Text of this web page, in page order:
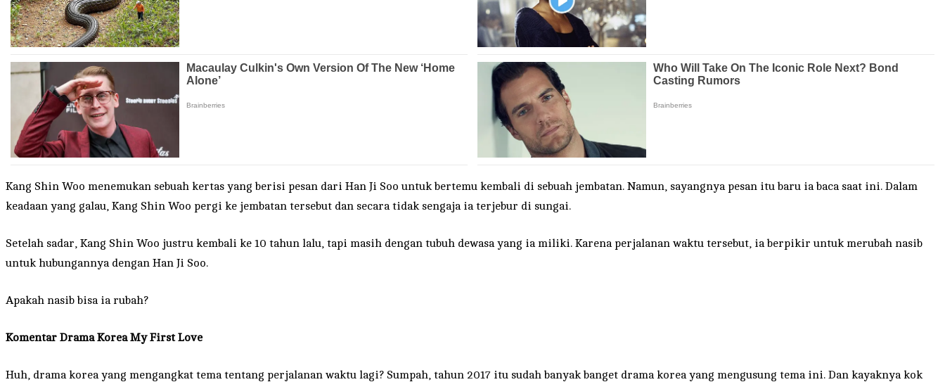
Kang Shin Woo menemukan sebuah kertas yang berisi pesan dari Han Ji Soo untuk bertemu kembali di sebuah jembatan. Namun, sayangnya pesan itu baru ia baca saat ini. Dalam
keadaan yang galau, Kang Shin Woo pergi ke jembatan tersebut dan secara tidak sengaja ia terjebur di sungai.
Setelah sadar, Kang Shin Woo justru kembali ke 10 tahun lalu, tapi masih dengan tubuh dewasa yang ia miliki. Karena perjalanan waktu tersebut, ia berpikir untuk merubah nasib
untuk hubungannya dengan Han Ji Soo.
Apakah nasib bisa ia rubah?
Komentar Drama Korea My First Love
Huh, drama korea yang mengangkat tema tentang perjalanan waktu lagi? Sumpah, tahun 2017 itu sudah banyak banget drama korea yang mengusung tema ini. Dan kayaknya kok